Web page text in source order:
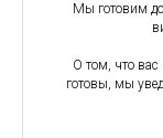
Мы готовим
О том, что
готовы, мы